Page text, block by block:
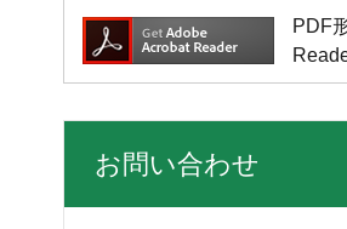
PDF
お問い合わせ